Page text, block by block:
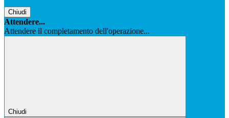
Chiudi
Attendere...
Attendere il completamento dell'operazione...
Chiudi